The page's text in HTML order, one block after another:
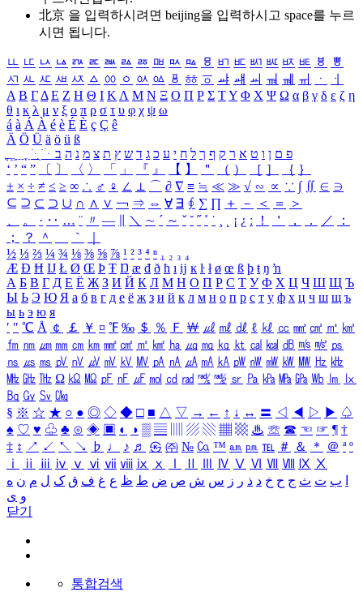
北京 을 입력하시려면 beijing을 입력하시고 space를 누르
시면 됩니다.
ㅥ ㅦ ㅧ ㅨ ㅩ ㅪ ㅫ ㅬ ㅭ ㅮ ㅯ ㅰ ㅱ ㅲ ㅳ ㅴ ㅵ ㅶ ㅷ ㅸ
ㅹ
ㅺ ㅻ ㅼ ㅽ ㅾ ㅿ ㆀ ㆁ ㆂ ㆃ ㆄ ㆅ ㆆ ㆇ ㆈ ㆉ ㆊ ㆋ ㆌ ㆍ
ㆎ
Α Β ΓΔ Ε Ζ Η Θ Ι ΚΛ Μ Ν Ξ Ο Π Ρ Σ ΤΥ Φ Χ Ψ Ω α β γ δ ε ζ η
θ ι κ λ μ ν ξ ο π ρ σ τ υ φ χ ψ ω
á à Á À é è É È ç Ç ê
Ä Ö Ü ä ö ü ß
ִֶֹ ֻּ ׁׂ פ ם ן ו ט א ר ק ף ך ל ח י ע כ ג ד ש ץ ת צ מ נ ה ב
‘ ’ “ ” 〔 〕 〈 〉 「 」 『 』 【 】 ＂ （ ） ［ ］ ｛ ｝
± × ÷ ≠ ≤ ≥ ∞ ∴ ♂ ♀ ∠ ⊥ ⌒ ∂ ∇ ≡ ≒ ≪ ≫ √ ∽ ∝ ∵ ∫ ∬ ∈ ∋
⊆ ⊇ ⊂ ⊃ ∪ ∩ ∧ ∨ ￢ ⇒ ⇔ ∀ ∃ ∮ ∑ ∏ ＋ － ＜ ＝
＞
、
。 · ‥ … ¨ 〃 ― ＼ ∼ ´ ～ ˇ ˘ ˝ ˚ ˙ ¸ ¡ ¿ ː ！ ＇ ， ． ／
：
；
？ ＾ ｀
½ ⅓ ⅔ ¼ ¾ ⅛ ⅜ ⅝ ⅞ ¹ ² ³ ⁴ ⁿ ₁ ₂ ₃ ₄
Æ Ð Ħ Ĳ Ł Ø Œ Þ Ŧ Ŋ æ đ ð ħ ı ĳ ĸ ŀ ł ø œ ß þ ŧ ŋ ŉ
А Б В Г Д Е Ё Ж З И Й К Л М Н О П Р С Т У Ф Х Ц Ч Ш Щ Ъ
Ы Ь Э Ю Я а б в г д е ё ж з и й к л м н о п р с т у ф х ц ч ш щ ъ
ы ь э ю я
′ ″ ℃ Å ￠ ￡ ￥ ¤ ℉ ‰ ＄ ％ Ｆ ￦ ㎕ ㎖ ㎗ ℓ ㎘ ㏄ ㎣ ㎤ ㎥ ㎦
㎙ ㎚ ㎛ ㎜ ㎝ ㎞ ㎟ ㎠ ㎡ ㎢ ㏊ ㎍ ㎎ ㎏ ㏏ ㎈ ㎉ ㏈ ㎧ ㎨ ㎰
㎱ ㎲ ㎳ ㎴ ㎵ ㎶ ㎷ ㎸ ㎹ ㎀ ㎁ ㎂ ㎃ ㎄ ㎺ ㎻ ㎽ ㎾ ㎿ ㎐ ㎑
㎒ ㎓ ㎔ Ω ㏀ ㏁ ㎊ ㎋ ㎌ ㏖ ㏅ ㎭ ㎮ ㎯ ㏛ ㎩ ㎪ ㎫ ㎬ ㏝ ㏐
㏓
㏃ ㏉ ㏜ ㏆
§ ※ ☆ ★ ○ ● ◎ ◇ ◆ □ ■ △ ▽ → ← ↑ ↓ ↔ 〓 ◁ ◀ ▷ ▶ ♤
♠ ♡ ♥ ♧ ♣ ⊙ ◈ ▣ ◐ ◑ ▒ ▤ ▨ ▧ ▦ ▩ ♨ ☏ ☎ ☜ ☞ ¶ †
‡ ↕ ↗ ↙ ↖ ↘ ♭ ♩ ♪ ♬ ㉿ ㈜ № ㏇ ™ ㏂ ㏘ ℡ ＃ ＆ ＊ ＠ ª º
ⅰ
ⅱ ⅲ ⅳ ⅴ ⅵ ⅶ ⅷ ⅸ ⅹ Ⅳ Ⅴ Ⅵ Ⅶ Ⅷ Ⅸ Ⅹ
ب ت ث ج ح خ د ذ ر ز س ش ص ض ط ظ ع غ ف ق ک ل م ن ه
و ی
닫기
통합검색